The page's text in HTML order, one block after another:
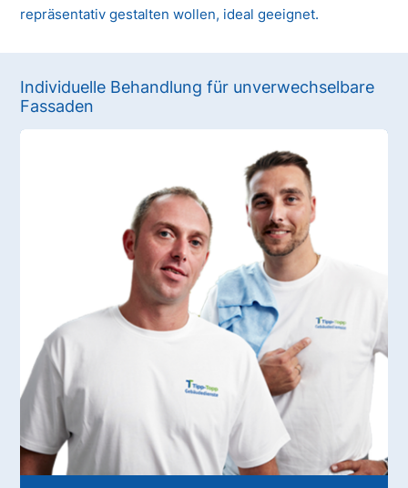
repräsentativ gestalten wollen, ideal geeignet.
Individuelle Behandlung für unverwechselbare
Fassaden